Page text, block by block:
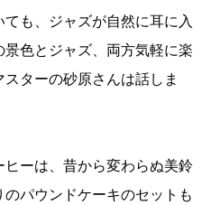
も、ジャズが自然に耳に入
色とジャズ、両方気軽に楽
ターの砂原さんは話しま
ーは、昔から変わらぬ美鈴
パウンドケーキのセットも